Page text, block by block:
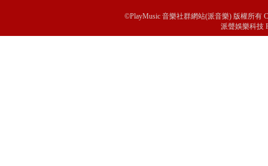
©PlayMusic 音樂社群網站(派音樂) 版權所有
派聲娛樂科技